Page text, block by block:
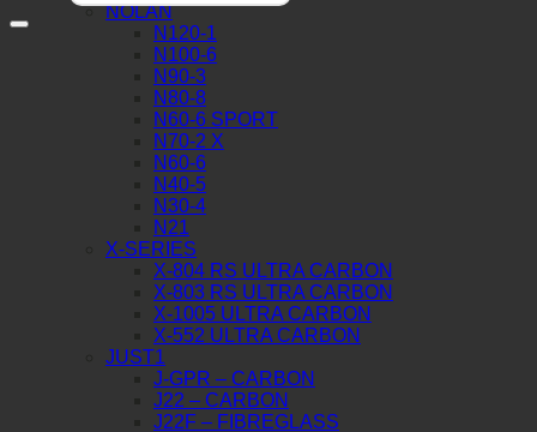
NOLAN
N120-1
N100-6
N90-3
N80-8
N60-6 SPORT
N70-2 X
N60-6
N40-5
N30-4
N21
X-SERIES
X-804 RS ULTRA CARBON
X-803 RS ULTRA CARBON
X-1005 ULTRA CARBON
X-552 ULTRA CARBON
JUST1
J-GPR – CARBON
J22 – CARBON
J22F – FIBREGLASS